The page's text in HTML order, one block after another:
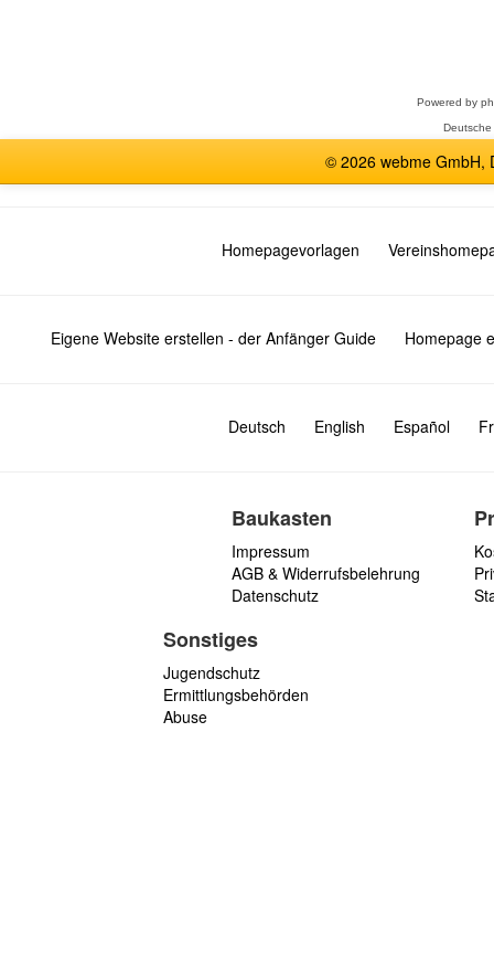
Powered by
© 2026 webme GmbH,
Homepagevorlagen
Eigene Website erstellen - der Anfänger Guide Homepage
Deutsch English Español
Baukasten
Impressum
AGB & Widerrufsbelehrung
Datenschutz
Sonstiges
Jugendschutz
Ermittlungsbehörden
Abuse